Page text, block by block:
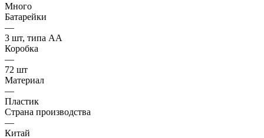
Много
Батарейки
—
3 шт, типа АА
Коробка
—
72 шт
Материал
—
Пластик
Страна производства
—
Китай